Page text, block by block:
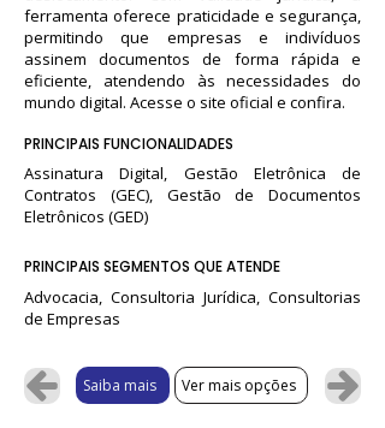
ferramenta oferece praticidade e segurança,
permitindo que empresas e indivíduos
assinem documentos de forma rápida e
eficiente, atendendo às necessidades do
mundo digital. Acesse o site oficial e confira.
PRINCIPAIS FUNCIONALIDADES
Assinatura Digital, Gestão Eletrônica de
Contratos (GEC), Gestão de Documentos
Eletrônicos (GED)
PRINCIPAIS SEGMENTOS QUE ATENDE
Advocacia, Consultoria Jurídica, Consultorias
de Empresas
Saiba mais Ver mais opções